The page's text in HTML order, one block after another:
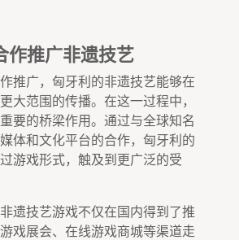
作推广非遗技艺
推广，匈牙利的非遗技艺能够在
大范围的传播。在这一过程中，
要的桥梁作用。通过与全球知名
体和文化平台的合作，匈牙利的
游戏形式，触及到更广泛的受
遗技艺游戏不仅在国内得到了推
戏展会、在线游戏商城等渠道走